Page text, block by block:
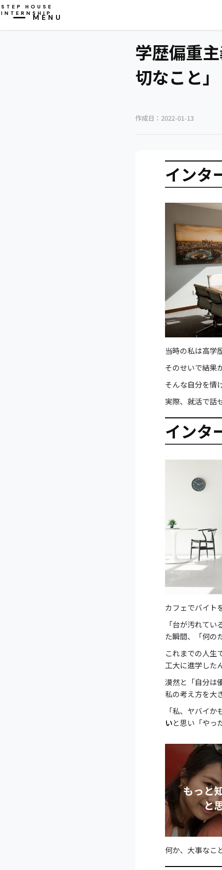
MENU
STEP HOUSE
INTERNSHIP
学歴偏重
切なこと」
作成日：2022-01-13
インタ
当時の私は高学
そのせいで結果
そんな自分を情
実際、就活で話
インタ
カフェでバイト
「台が汚れて
た瞬間、「何の
これまでの人生
工大に進学した
漠然と「自分は
私の考え方を大
「私、ヤバイ
いと思い「やっ
何か、大事なこ